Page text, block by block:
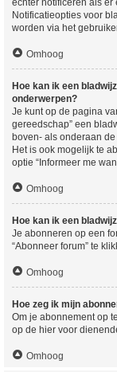
echter notificeren als er
Notificatieopties voor
worden via het
Omhoog
Hoe kan ik een
onderwerpen?
Je kunt op de pagina
gereedschap” een
boven- als onderaan
Het is ook mogelijk te
optie “Informeer me
Omhoog
Hoe kan ik een
Je abonneren op een
“Abonneer forum” te
Omhoog
Hoe zeg ik mijn
Om je abonnement op
op de hier voor
Omhoog